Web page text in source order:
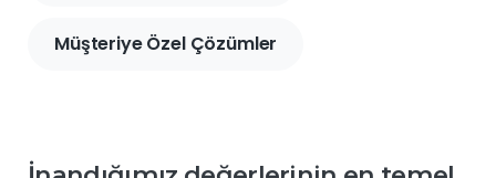
Müşteriye Özel Çözümler